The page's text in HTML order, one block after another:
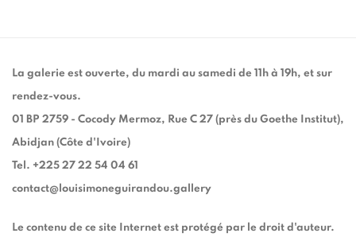
La galerie est ouverte, du mardi au samedi de 11h à 19h, et sur
rendez-vous.
01 BP 2759 - Cocody Mermoz, Rue C 27 (près du Goethe Institut),
Abidjan (Côte d'Ivoire)
Tel. +225 27 22 54 04 61
contact@louisimoneguirandou.gallery
Le contenu de ce site Internet est protégé par le droit d'auteur.